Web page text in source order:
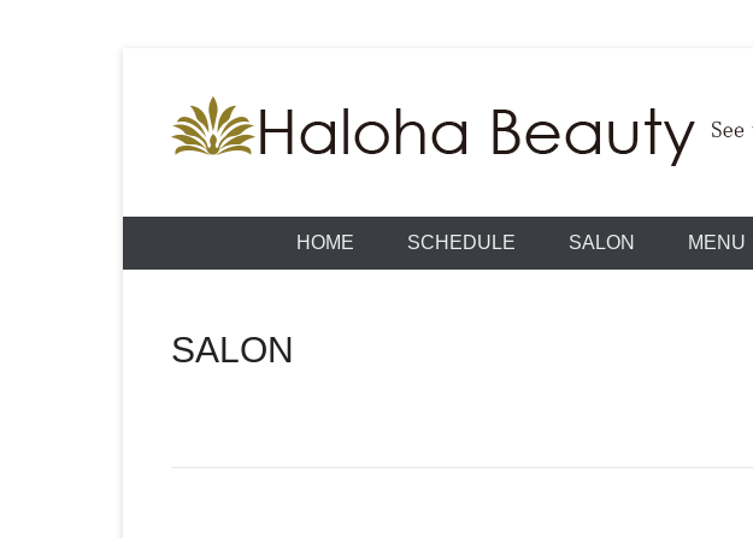
ス
Haloha Beauty
HOME SCHEDULE SALON MENU
SALON